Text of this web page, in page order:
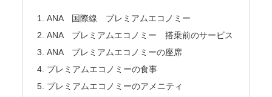
ANA 国際線 プレミアムエコノミー
ANA プレミアムエコノミー 搭乗前のサービス
ANA プレミアムエコノミーの座席
プレミアムエコノミーの食事
プレミアムエコノミーのアメニティ